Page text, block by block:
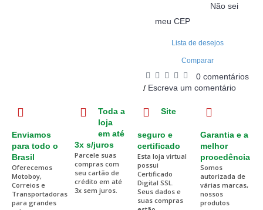
Não sei
meu CEP
Lista de desejos
Comparar
0 comentários
/ Escreva um comentário
Enviamos
para todo o
Brasil
Oferecemos
Motoboy,
Correios e
Transportadoras
para grandes
Toda a
loja
em até
3x s/juros
Parcele suas
compras com
seu cartão de
crédito em até
3x sem juros.
Site
seguro e
certificado
Esta loja virtual
possui
Certificado
Digital SSL.
Seus dados e
suas compras
Garantia e a
melhor
procedência
Somos
autorizada de
várias marcas,
nossos
produtos